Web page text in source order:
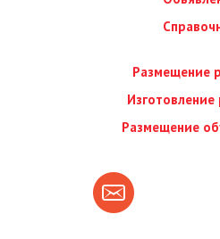
Размещение
Размещение